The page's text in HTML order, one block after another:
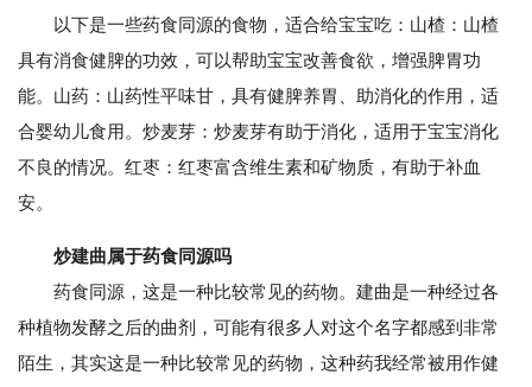
以下是一些药食同源的食物，适合给宝宝吃：山楂：山楂
具有消食健脾的功效，可以帮助宝宝改善食欲，增强脾胃功
能。山药：山药性平味甘，具有健脾养胃、助消化的作用，适
合婴幼儿食用。炒麦芽：炒麦芽有助于消化，适用于宝宝消化
不良的情况。红枣：红枣富含维生素和矿物质，有助于补血
安。
炒建曲属于药食同源吗
药食同源，这是一种比较常见的药物。建曲是一种经过各
种植物发酵之后的曲剂，可能有很多人对这个名字都感到非常
陌生，其实这是一种比较常见的药物，这种药我经常被用作健